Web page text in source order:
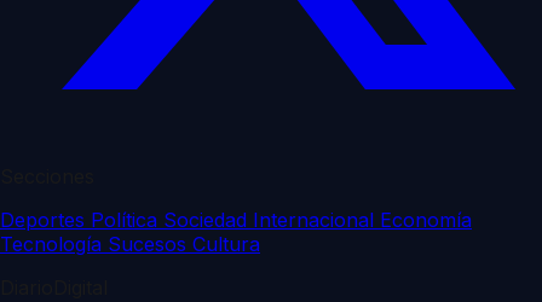
Deportes Política Sociedad Internacional Economía
Tecnología Sucesos Cultura